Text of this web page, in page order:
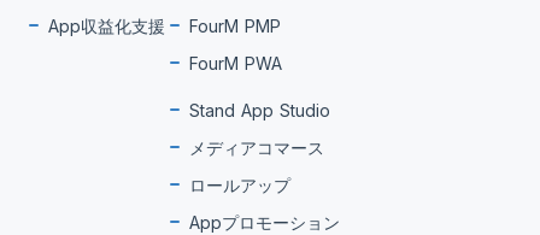
App収益化支援
FourM PMP
FourM PWA
Stand App Studio
メディアコマース
ロールアップ
Appプロモーション